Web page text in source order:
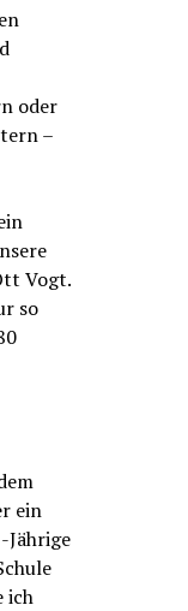
oder
–
Vogt.
so
ein
Jährige
ich